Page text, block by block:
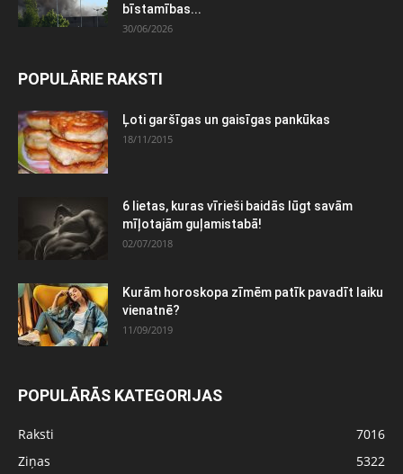
bīstamības...
30/06/2026
POPULĀRIE RAKSTI
Ļoti garšīgas un gaisīgas pankūkas
18/11/2015
6 lietas, kuras vīrieši baidās lūgt savām
mīļotajām guļamistabā!
02/07/2018
Kurām horoskopa zīmēm patīk pavadīt laiku
vienatnē?
11/09/2019
POPULĀRĀS KATEGORIJAS
Raksti
7016
Ziņas
5322